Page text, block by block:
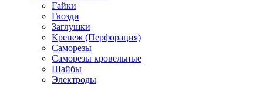
Гайки
Гвозди
Заглушки
Крепеж (Перфорация)
Саморезы
Саморезы кровельные
Шайбы
Электроды